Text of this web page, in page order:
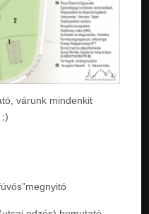
várunk mindenkit